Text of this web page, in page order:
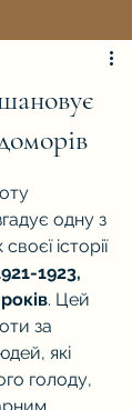
одну з
історії
1923,
. Цей
за
які
голоду,